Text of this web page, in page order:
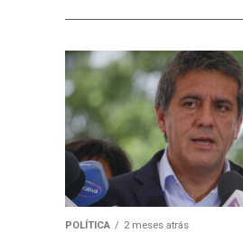
POLÍTICA 2 meses atrás